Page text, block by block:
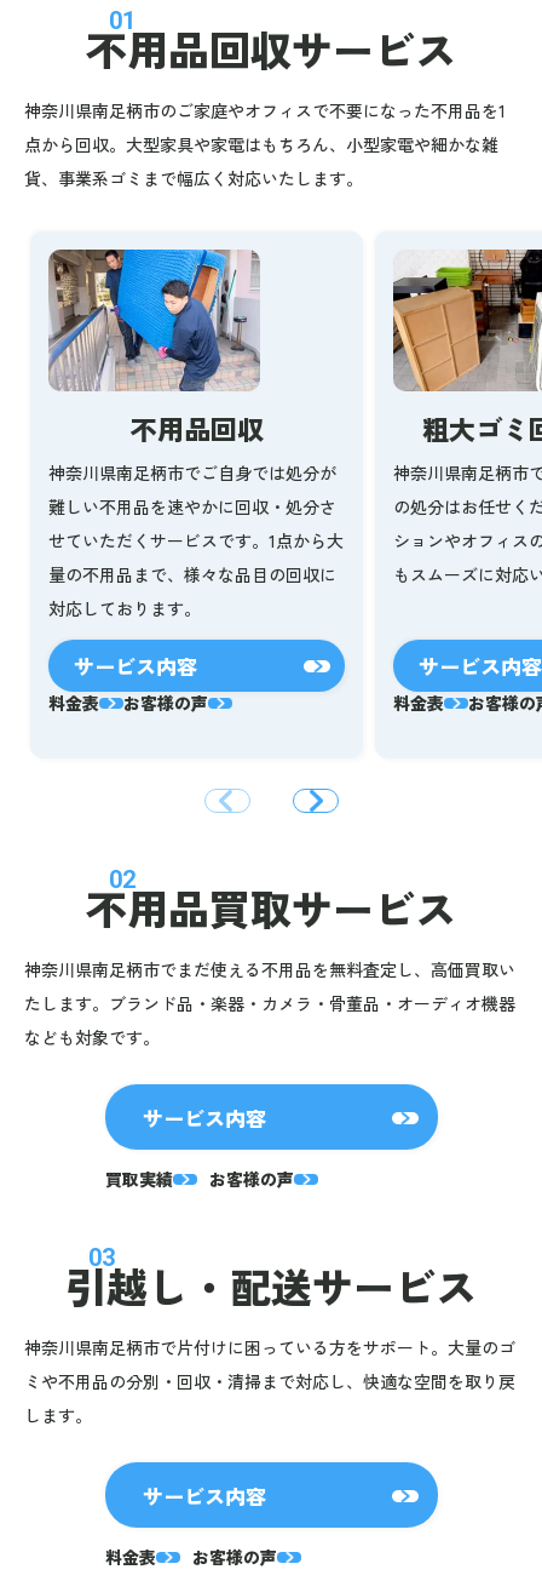
01
不用品回収サービス
神奈川県南足柄市のご家庭やオフィスで不要になった不用品を1
点から回収。大型家具や家電はもちろん、小型家電や細かな雑
貨、事業系ゴミまで幅広く対応いたします。
不用品回収
神奈川県南足柄市でご自身では処分が
難しい不用品を速やかに回収・処分さ
せていただくサービスです。1点から大
量の不用品まで、様々な品目の回収に
対応しております。
サービス内容
料金表 お客様の声
粗大ゴミ
神奈川県南足柄市
の処分はお任せく
ションやオフィス
もスムーズに対応
サービス内容
料金表 お客様の
02
不用品買取サービス
神奈川県南足柄市でまだ使える不用品を無料査定し、高価買取い
たします。ブランド品・楽器・カメラ・骨董品・オーディオ機器
なども対象です。
サービス内容
買取実績 お客様の声
03
引越し・ 配送サービス
神奈川県南足柄市で片付けに困っている方をサポート。大量のゴ
ミや不用品の分別・回収・清掃まで対応し、快適な空間を取り戻
します。
サービス内容
料金表 お客様の声